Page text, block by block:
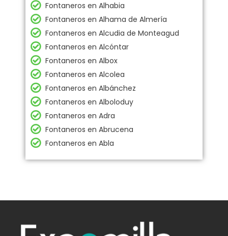
Fontaneros en Alhabia
Fontaneros en Alhama de Almería
Fontaneros en Alcudia de Monteagud
Fontaneros en Alcóntar
Fontaneros en Albox
Fontaneros en Alcolea
Fontaneros en Albánchez
Fontaneros en Alboloduy
Fontaneros en Adra
Fontaneros en Abrucena
Fontaneros en Abla